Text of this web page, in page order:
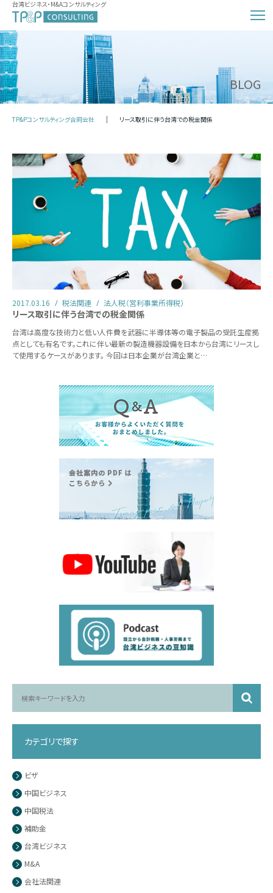
台湾ビジネス・M&Aコンサルティング
BLOG
TP&Pコンサルティング合同会社 リース取引に伴う台湾での税金関係
2017.03.16 税法関連 法人税（営利事業所得税）
リース取引に伴う台湾での税金関係
台湾は高度な技術力と低い人件費を武器に半導体等の電子製品の受託生産拠
点としても有名です。これに伴い最新の製造機器設備を日本から台湾にリースし
て使用するケースがあります。 今回は日本企業が台湾企業と…
カテゴリで探す
ビザ
中国ビジネス
中国税法
補助金
台湾ビジネス
M&A
会社法関連